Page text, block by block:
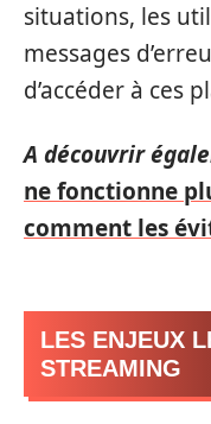
situations, les
messages
d’accéder à ces
A découvrir
ne fonctionne
comment les
LES ENJEUX
STREAMING